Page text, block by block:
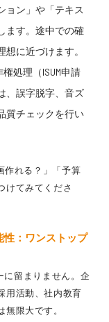
ョン」や「テキス
ます。途中での確
に近づけます。
権処理（ISUM申請
、誤字脱字、音ズ
質チェックを行い
作れる？」「予算
けてみてくださ
性：ワンストップ
に留まりません。企
用活動、社内教育
限大です。